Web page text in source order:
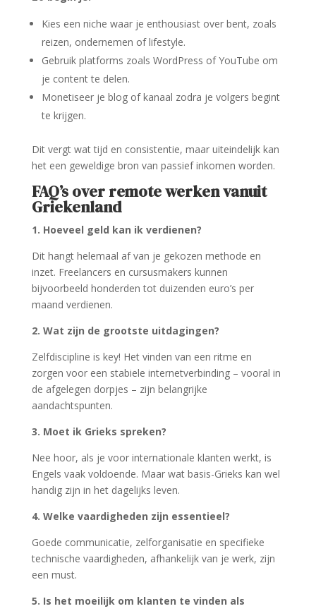
Kies een niche waar je enthousiast over bent, zoals
reizen, ondernemen of lifestyle.
Gebruik platforms zoals WordPress of YouTube om
je content te delen.
Monetiseer je blog of kanaal zodra je volgers begint
te krijgen.
Dit vergt wat tijd en consistentie, maar uiteindelijk kan
het een geweldige bron van passief inkomen worden.
FAQ’s over remote werken vanuit
Griekenland
1. Hoeveel geld kan ik verdienen?
Dit hangt helemaal af van je gekozen methode en
inzet. Freelancers en cursusmakers kunnen
bijvoorbeeld honderden tot duizenden euro’s per
maand verdienen.
2. Wat zijn de grootste uitdagingen?
Zelfdiscipline is key! Het vinden van een ritme en
zorgen voor een stabiele internetverbinding – vooral in
de afgelegen dorpjes – zijn belangrijke
aandachtspunten.
3. Moet ik Grieks spreken?
Nee hoor, als je voor internationale klanten werkt, is
Engels vaak voldoende. Maar wat basis-Grieks kan wel
handig zijn in het dagelijks leven.
4. Welke vaardigheden zijn essentieel?
Goede communicatie, zelforganisatie en specifieke
technische vaardigheden, afhankelijk van je werk, zijn
een must.
5. Is het moeilijk om klanten te vinden als